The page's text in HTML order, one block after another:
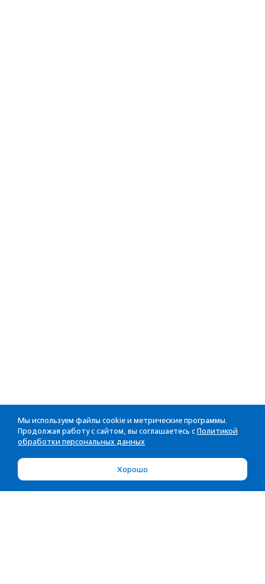
Мы используем файлы cookie и метрические программы.
Продолжая работу с сайтом, вы соглашаетесь с Политикой
обработки персональных данных
Хорошо